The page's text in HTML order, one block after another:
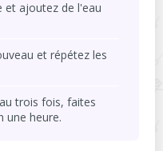
et ajoutez de l'eau
et répétez les
trois fois, faites
une heure.